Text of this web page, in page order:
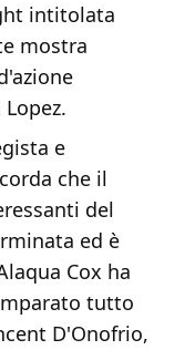
intitolata
mostra
e
che il
del
ed è
Cox ha
tutto
D'Onofrio,